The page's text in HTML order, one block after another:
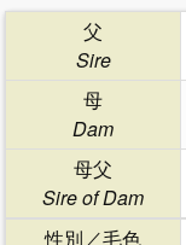
父
Sire
母
Dam
母父
Sire of Dam
性別／毛色